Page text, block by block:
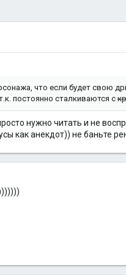
что если будет свою
постоянно сталкиваются с
нужно читать и не
как анекдот)) не баньте